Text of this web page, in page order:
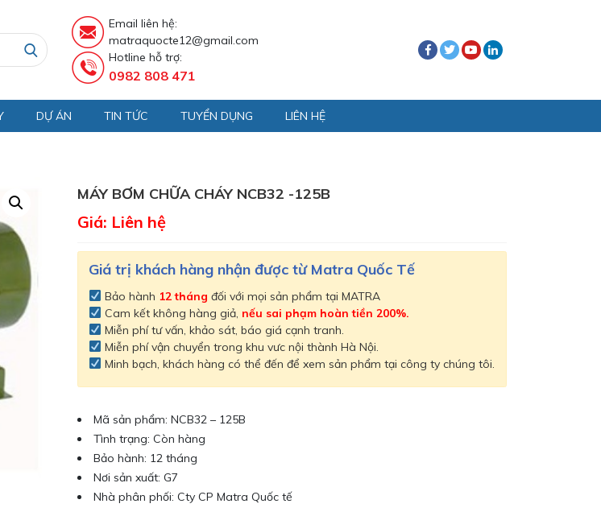
Email liên hệ:
matraquocte12@gmail.com
Hotline hỗ trợ:
0982 808 471
DỰ ÁN TIN TỨC TUYỂN DỤNG LIÊN HỆ
MÁY BƠM CHỮA CHÁY NCB32 -125B
Giá: Liên hệ
Giá trị khách hàng nhận được từ Matra Quốc Tế
Bảo hành 12 tháng đối với mọi sản phẩm tại MATRA
Cam kết không hàng giả, nếu sai phạm hoàn tiền 200%.
Miễn phí tư vấn, khảo sát, báo giá cạnh tranh.
Miễn phí vận chuyển trong khu vưc nội thành Hà Nội.
Minh bạch, khách hàng có thể đến để xem sản phẩm tại công ty chúng tôi.
Mã sản phẩm: NCB32 – 125B
Tình trạng: Còn hàng
Bảo hành: 12 tháng
Nơi sản xuất: G7
Nhà phân phối: Cty CP Matra Quốc tế